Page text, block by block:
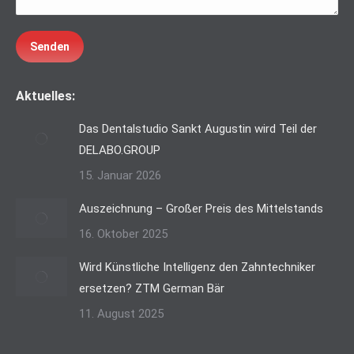
Senden
Aktuelles:
Das Dentalstudio Sankt Augustin wird Teil der
DELABO.GROUP
15. Januar 2026
Auszeichnung – Großer Preis des Mittelstands
16. Oktober 2025
Wird Künstliche Intelligenz den Zahntechniker
ersetzen? ZTM German Bär
11. August 2025